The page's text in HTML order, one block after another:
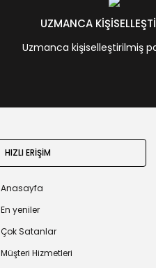
UZMANCA
Uzmanca kişiselleştirilmiş
HIZLI ERİŞİM
Anasayfa
En yeniler
Çok Satanlar
Müşteri Hizmetleri